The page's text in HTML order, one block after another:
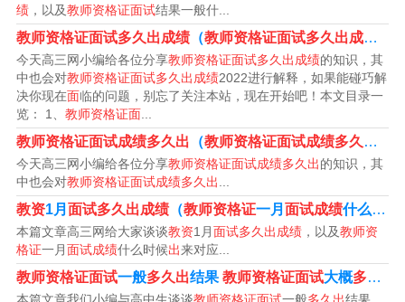
日左右可查询。在2022下半年教资报名公告中已经发布，
2022下半年教资笔试成绩查询时间12月9日，但是就笔试
成绩而言，一般都有提前查询惯例。
教师资格证面试成绩多久出?多少分合格?
1、教资成绩几月份出来 正常情况下，教师资格证考完笔
试会在一个月左右出成绩，每年上半年的考试，教师资格
证3月中旬笔试，4月中旬查成绩，在下半年教师资格证11
月初笔试，12月上旬查成绩。
2、教师资格证面试的及格分数是60分。教师资格全国统考
绩 ，以及教师资格证面试结果一般什...
教师资格证面试多久出成绩（教师资格证面试多久出成绩
今天高三网小编给各位分享教师资格证面试多久出成绩的知识，其
中也会对教师资格证面试多久出成绩2022进行解释，如果能碰巧解
决你现在面临的问题，别忘了关注本站，现在开始吧！本文目录一
览： 1、 教师资格证面
教师资格证面试成绩多久出 （教师资格证面试成绩多久出
今天高三网小编给各位分享教师资格证面试成绩多久出的知识，其
中也会对教师资格证面试成绩多久出
教资1月 面试多久出成绩（教师资格证一月 面试成绩什么时候
本篇文章高三网给大家谈谈教资1月面试多久出成绩 ，以及教师资
格证一月面试成绩什么时候出来对应...
教师资格证面试一般多久出结果 教师资格证面试大概多久出成绩